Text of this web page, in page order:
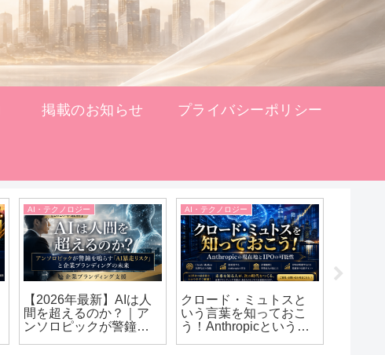
掲載のお知らせ プライバシーポリシー
AI・テクノロジー
【2026年最新】AIは人
間を超えるのか？｜ア
ンソロピックが警鐘を
AI・テクノロジー
クロード・ミュトスと
いう言葉を知っておこ
う！Anthropicというア